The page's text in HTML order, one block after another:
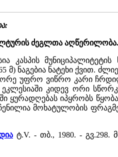
ძეგლთა აღწერილობა.
კასპის
მ) ნაგებია ნატეხი ქვით.
უფრო ვიწრო კარი
კიდევ ორი
ყურადღებას იპყრობს
მოხატულობის
ტ.V. - თბ., 1980. - გვ.298.